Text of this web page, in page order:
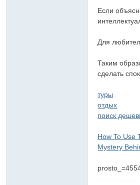
Если
Для
Таким
сделать
туры
отдых
поиск
How To Use
Mystery